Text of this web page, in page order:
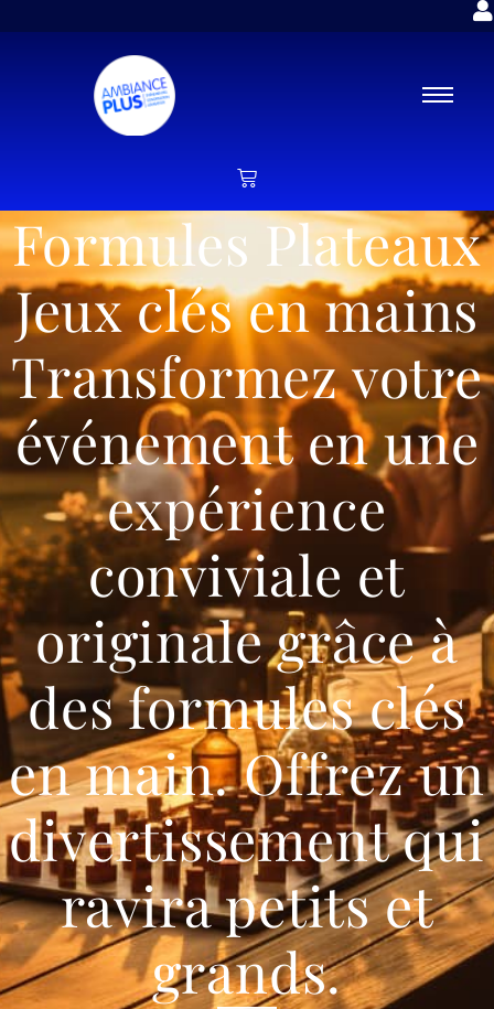
Formules Plateaux
Jeux clés en mains
Transformez votre
événement en une
expérience
conviviale et
originale grâce à
des formules clés
en main. Offrez un
divertissement qui
ravira petits et
grands.